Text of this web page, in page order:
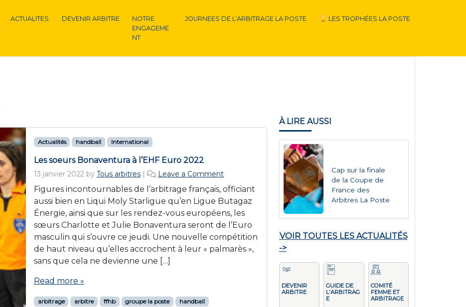
ACTUALITES DEVENIR ARBITRE
NOTRE
ENGAGEME
NT
JOURNEES DE L’ARBITRAGE LA POSTE LES TROPHÉES LA POSTE
Actualités handball International
Les soeurs Bonaventura à l’EHF Euro 2022
13 janvier 2022by Tous arbitres | Leave a Comment
Figures incontournables de l’arbitrage français, officiant
aussi bien en Liqui Moly Starligue qu’en Ligue Butagaz
Énergie, ainsi que sur les rendez-vous européens, les
sœurs Charlotte et Julie Bonaventura seront de l’Euro
masculin qui s’ouvre ce jeudi. Une nouvelle compétition
de haut niveau qu’elles accrochent à leur « palmarès »,
sans que cela ne devienne une […]
Read more »
arbitrage arbitre ffhb groupe la poste
handball
À LIRE AUSSI
Cap sur la finale
de la Coupe de
France des
Arbitres La Poste
VOIR TOUTES LES ACTUALITÉS
->
DEVENIR
ARBITRE
GUIDE DE
L'ARBITRAG
E
COMITÉ
FEMME ET
ARBITRAGE